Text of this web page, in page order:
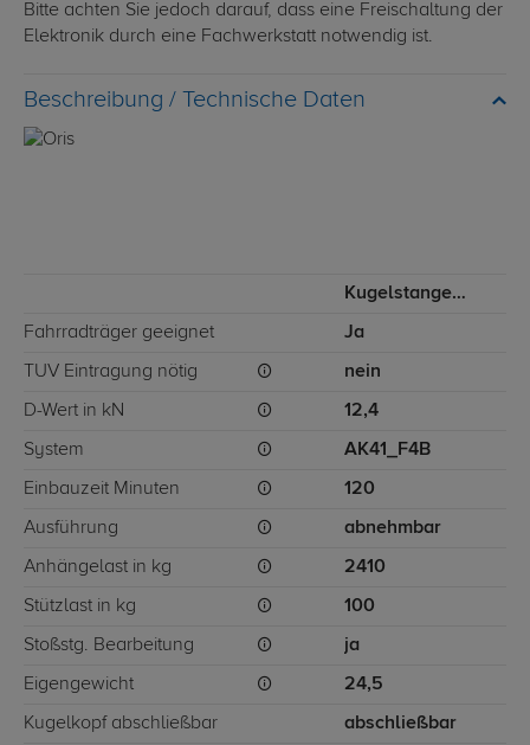
Bitte achten Sie jedoch darauf, dass eine Freischaltung der
Elektronik durch eine Fachwerkstatt notwendig ist.
Technische Daten
Kugelstange von unten gesteckt
Fahrradträger geeignet Ja
TÜV Eintragung nötig nein
D-Wert in kN 12,4
System AK41_F4B
Einbauzeit Minuten 120
Ausführung abnehmbar
Anhängelast in kg 2410
Stützlast in kg 100
Stoßstg. Bearbeitung ja
Eigengewicht 24,5
Kugelkopf abschließbar abschließbar